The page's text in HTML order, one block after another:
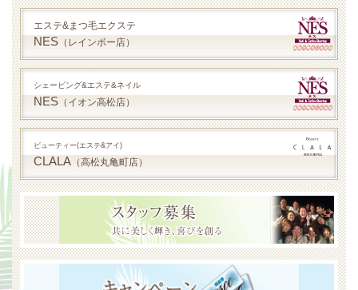
エステ&まつ毛エクステ
NES （レインボー店）
シェービング&エステ&ネイル
NES （イオン高松店）
ビューティー(エステ&アイ)
CLALA （高松丸亀町店）